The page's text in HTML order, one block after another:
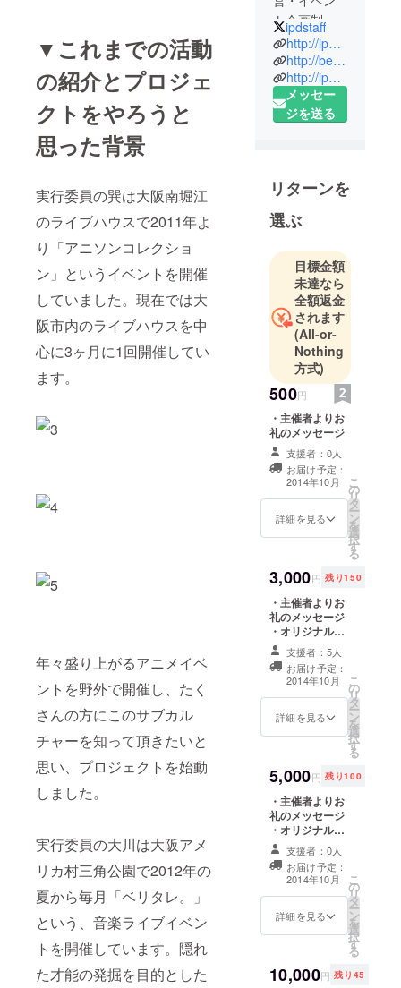
▼これまでの活動
の紹介とプロジェ
クトをやろうと
思った背景
実行委員の巽は大阪南堀江
のライブハウスで2011年よ
り「アニソンコレクショ
ン」というイベントを開催
していました。現在では大
阪市内のライブハウスを中
心に3ヶ月に1回開催してい
ます。
年々盛り上がるアニメイベ
ントを野外で開催し、たく
さんの方にこのサブカル
チャーを知って頂きたいと
思い、プロジェクトを始動
しました。
実行委員の大川は大阪アメ
リカ村三角公園で2012年の
夏から毎月「ベリタレ。」
という、音楽ライブイベン
トを開催しています。隠れ
た才能の発掘を目的とした
ト企画制
作・イラス
トレーター
cafe運営・
WEB制作な
ど
ipdstaff
http://ipday.jp
http://beritare.net
http://ipday-ipr.com
メッセー
ジを送る
リターンを
選ぶ
目標金額
未達なら
全額返金
されます
(All-or-
Nothing
方式)
500円
・主催者よりお
礼のメッセージ
支援者：0人
お届け予定：
2014年10月
詳細を見る
こ
の
リ
タ
ー
ン
を
選
択
す
る
3,000円 残り150
・主催者よりお
礼のメッセージ
・オリジナルス
テッカー ・「音
もだち」LINEク
リエイターズス
タンプ
支援者：5人
お届け予定：
2014年10月
詳細を見る
こ
の
リ
タ
ー
ン
を
選
択
す
る
5,000円 残り100
・主催者よりお
礼のメッセージ
・オリジナルス
テッカー ・「音
もだち」LINEク
リエイターズス
タンプ ・イベン
ト動画エンド
ロールにお名前
支援者：0人
お届け予定：
2014年10月
詳細を見る
こ
の
リ
タ
ー
ン
を
選
択
す
る
10,000円 残り45